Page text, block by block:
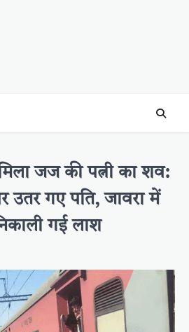
जज की पत्नी का शव:
उतर गए पति, जावरा में
गई लाश